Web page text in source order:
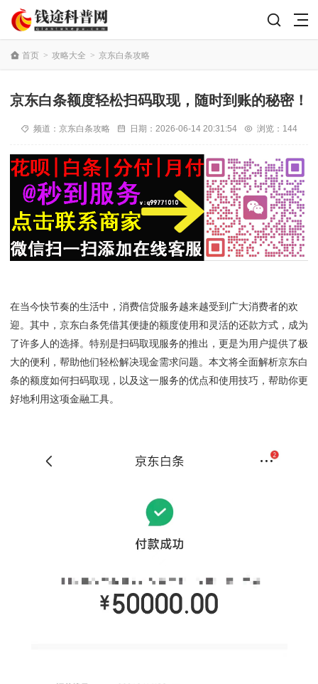
首页 > 攻略大全 > 京东白条攻略
京东白条额度轻松扫码取现，随时到账的秘密！
频道： 京东白条攻略 日期： 2026-06-14 20:31:54 浏览：144
在当今快节奏的生活中，消费信贷服务越来越受到广大消费者的欢
迎。其中，京东白条凭借其便捷的额度使用和灵活的还款方式，成为
了许多人的选择。特别是扫码取现服务的推出，更是为用户提供了极
大的便利，帮助他们轻松解决现金需求问题。本文将全面解析京东白
条的额度如何扫码取现，以及这一服务的优点和使用技巧，帮助你更
好地利用这项金融工具。